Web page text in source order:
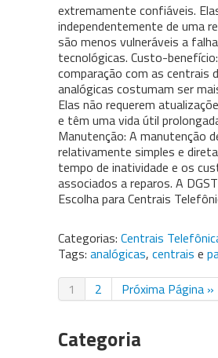
extremamente confiáveis.
independentemente de uma
são menos vulneráveis a
tecnológicas. Custo-
comparação com as centrais
analógicas costumam ser
Elas não requerem
e têm uma vida útil
Manutenção: A manutenção
relativamente simples e
tempo de inatividade e os
associados a reparos. A
Escolha para Centrais
Categorias: Centrais
Tags: analógicas, centrais e
1
2 Próxima Página »
Categoria